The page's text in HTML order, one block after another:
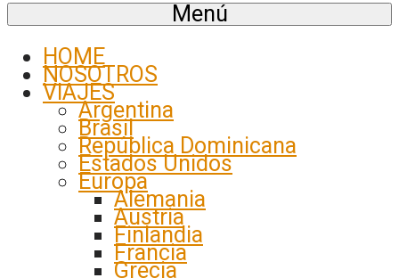
Menú
HOME
NOSOTROS
VIAJES
Argentina
Brasil
República Dominicana
Estados Unidos
Europa
Alemania
Austria
Finlandia
Francia
Grecia